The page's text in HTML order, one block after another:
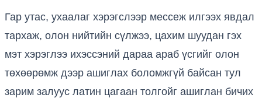
Гар утас, ухаалаг хэрэгслээр мессеж илгээх явдал
тархаж, олон нийтийн сүлжээ, цахим шуудан гэх
мэт хэрэглээ ихэссэний дараа араб үсгийг олон
төхөөрөмж дээр ашиглах боломжгүй байсан тул
зарим залуус латин цагаан толгойг ашиглан бичих